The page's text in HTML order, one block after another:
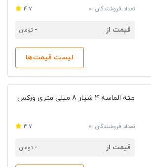
تعداد فروشندگان :0 4.7
قیمت از - تومان
لیست قیمت‌ها
مته الماسه 4 شیار 8 میلی متری ورکس
تعداد فروشندگان :0 4.7
قیمت از - تومان